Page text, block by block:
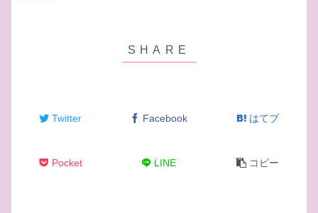
Twitter Facebook はてブ
Pocket LINE コピー